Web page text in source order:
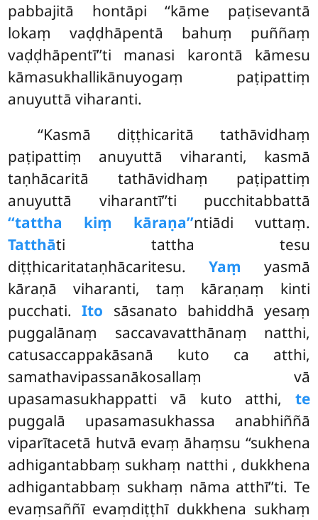
pabbajitā hontāpi ‘‘kāme paṭisevantā
lokaṃ vaḍḍhāpentā bahuṃ puññaṃ
vaḍḍhāpentī’’ti manasi karontā kāmesu
kāmasukhallikānuyogaṃ paṭipattiṃ
anuyuttā viharanti.
‘‘Kasmā diṭṭhicaritā tathāvidhaṃ
paṭipattiṃ anuyuttā viharanti, kasmā
taṇhācaritā tathāvidhaṃ paṭipattiṃ
anuyuttā viharantī’’ti pucchitabbattā
‘‘tattha kiṃ kāraṇa’’ntiādi vuttaṃ.
Tatthāti tattha tesu
diṭṭhicaritataṇhācaritesu. Yaṃ yasmā
kāraṇā viharanti, taṃ kāraṇaṃ kinti
pucchati.Ito sāsanato bahiddhā yesaṃ
puggalānaṃ saccavavatthānaṃ natthi,
catusaccappakāsanā kuto ca atthi,
samathavipassanākosallaṃ vā
upasamasukhappatti vā kuto atthi, te
puggalā upasamasukhassa anabhiññā
viparītacetā hutvā evaṃ āhaṃsu ‘‘sukhena
adhigantabbaṃ sukhaṃ natthi , dukkhena
adhigantabbaṃ sukhaṃ nāma atthī’’ti. Te
evaṃsaññī evaṃdiṭṭhī dukkhena sukhaṃ